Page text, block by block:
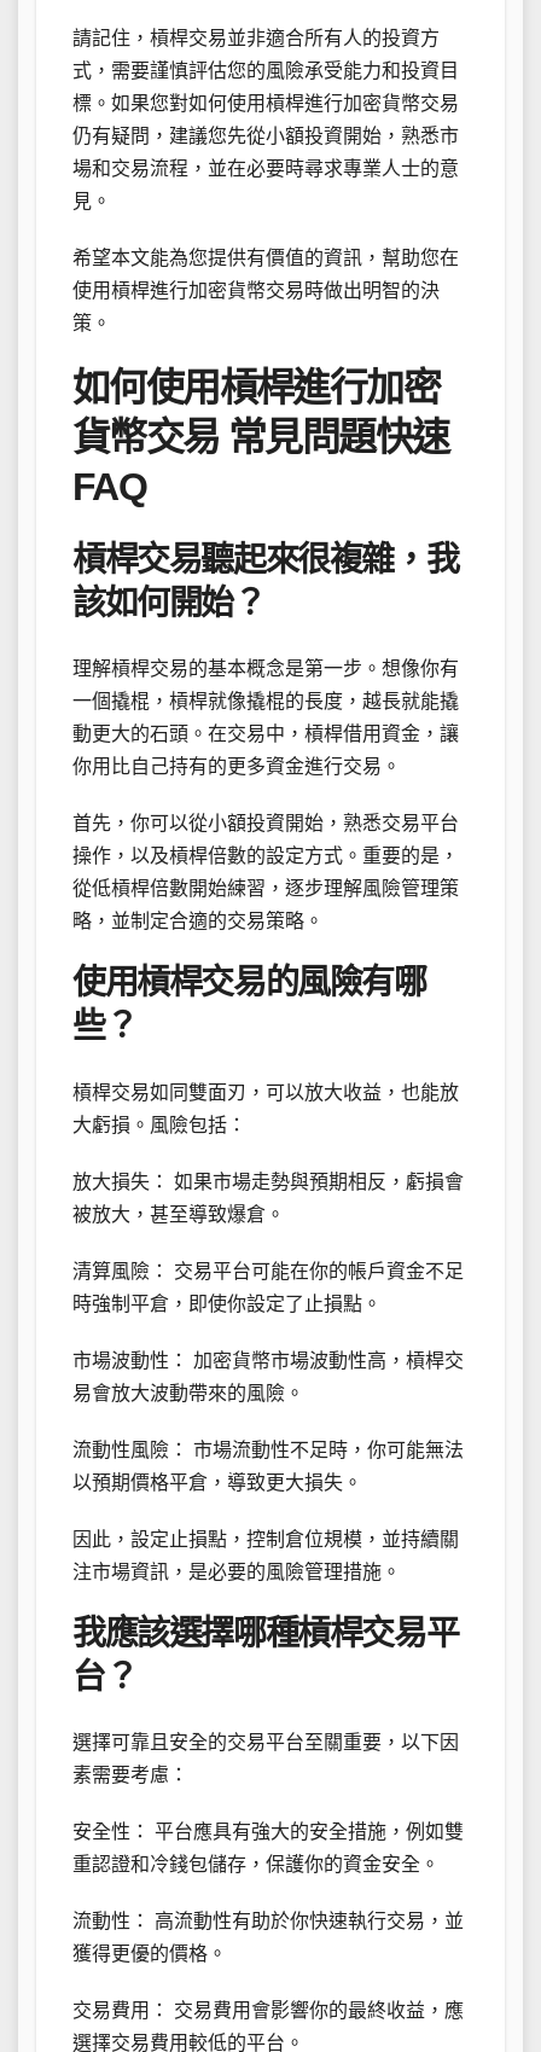
請記住，槓桿交易並非適合所有人的投資方
式，需要謹慎評估您的風險承受能力和投資目
標。如果您對如何使用槓桿進行加密貨幣交易
仍有疑問，建議您先從小額投資開始，熟悉市
場和交易流程，並在必要時尋求專業人士的意
見。
希望本文能為您提供有價值的資訊，幫助您在
使用槓桿進行加密貨幣交易時做出明智的決
策。
如何使用槓桿進行加密
貨幣交易 常見問題快速
FAQ
槓桿交易聽起來很複雜，我
該如何開始？
理解槓桿交易的基本概念是第一步。想像你有
一個撬棍，槓桿就像撬棍的長度，越長就能撬
動更大的石頭。在交易中，槓桿借用資金，讓
你用比自己持有的更多資金進行交易。
首先，你可以從小額投資開始，熟悉交易平台
操作，以及槓桿倍數的設定方式。重要的是，
從低槓桿倍數開始練習，逐步理解風險管理策
略，並制定合適的交易策略。
使用槓桿交易的風險有哪
些？
槓桿交易如同雙面刃，可以放大收益，也能放
大虧損。風險包括：
放大損失： 如果市場走勢與預期相反，虧損會
被放大，甚至導致爆倉。
清算風險： 交易平台可能在你的帳戶資金不足
時強制平倉，即使你設定了止損點。
市場波動性： 加密貨幣市場波動性高，槓桿交
易會放大波動帶來的風險。
流動性風險： 市場流動性不足時，你可能無法
以預期價格平倉，導致更大損失。
因此，設定止損點，控制倉位規模，並持續關
注市場資訊，是必要的風險管理措施。
我應該選擇哪種槓桿交易平
台？
選擇可靠且安全的交易平台至關重要，以下因
素需要考慮：
安全性： 平台應具有強大的安全措施，例如雙
重認證和冷錢包儲存，保護你的資金安全。
流動性： 高流動性有助於你快速執行交易，並
獲得更優的價格。
交易費用： 交易費用會影響你的最終收益，應
選擇交易費用較低的平台。